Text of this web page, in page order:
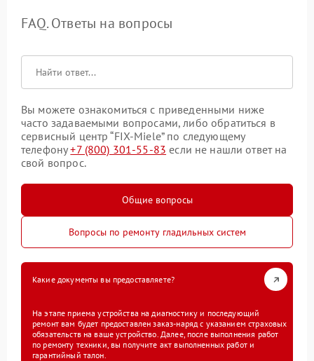
FAQ. Ответы на вопросы
Вы можете ознакомиться с приведенными ниже
часто задаваемыми вопросами, либо обратиться в
сервисный центр “FIX-Miele” по следующему
телефону+7 (800) 301-55-83 если не нашли ответ на
свой вопрос.
Общие вопросы
Вопросы по ремонту гладильных систем
Какие документы вы предоставляете?
На этапе приема устройства на диагностику и последующий
ремонт вам будет предоставлен заказ-наряд с указанием страховых
обязательств на ваше устройство. Далее, после выполнения работ
по ремонту техники, вы получите акт выполненных работ и
гарантийный талон.